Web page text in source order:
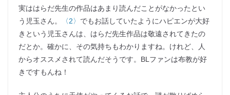
実ははらだ先生の作品はあまり読んだことがなかったとい
う児玉さん。
〈2〉 でもお話していたようにハピエンが大好
きという児玉さんは、はらだ先生作品は敬遠されてきたの
だとか。確かに、その気持ちもわかりますね。けれど、人
からオススメされて読んだそうです。BLファンは布教が好
きですもんね！